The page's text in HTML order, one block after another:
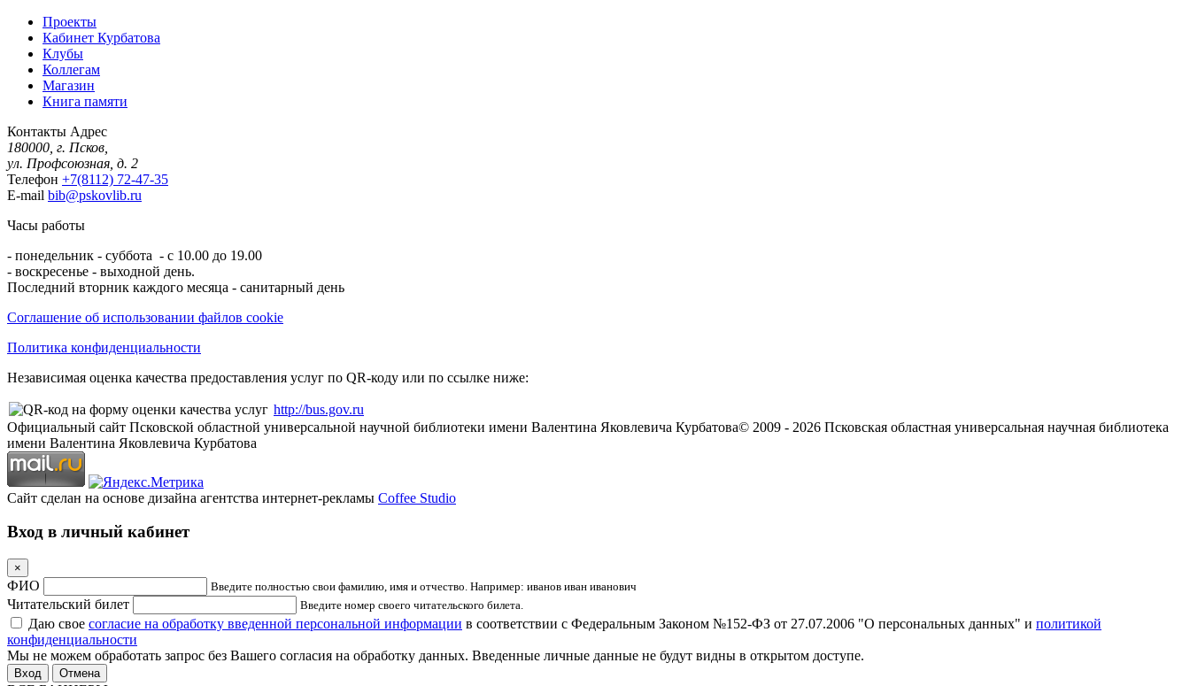
Проекты
Кабинет Курбатова
Клубы
Коллегам
Магазин
Книга памяти
Контакты Адрес
180000, г. Псков,
ул. Профсоюзная, д. 2
Телефон +7(8112) 72-47-35
E-mail bib@pskovlib.ru
Часы работы
- понедельник - суббота - с 10.00 до 19.00
- воскресенье - выходной день.
Последний вторник каждого месяца - санитарный день
Соглашение об использовании файлов cookie
Политика конфиденциальности
Независимая оценка качества предоставления услуг по QR-коду или по ссылке ниже:
http://bus.gov.ru
Официальный сайт Псковской областной универсальной научной библиотеки имени Валентина Яковлевича Курбатова© 2009 - 2026 Псковская областная универсальная научная библиотека
имени Валентина Яковлевича Курбатова
Сайт сделан на основе дизайна агентства интернет-рекламы Coffee Studio
Вход в личный кабинет
×
ФИО Введите полностью свои фамилию, имя и отчество. Например: иванов иван иванович
Читательский билет Введите номер своего читательского билета.
Даю свое согласие на обработку введенной персональной информации в соответствии с Федеральным Законом №152-ФЗ от 27.07.2006 "О персональных данных" и политикой
конфиденциальности
Мы не можем обработать запрос без Вашего согласия на обработку данных. Введенные личные данные не будут видны в открытом доступе.
Отмена